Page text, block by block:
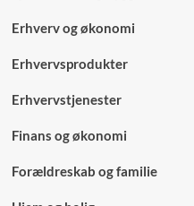
Erhverv og økonomi
Erhvervsprodukter
Erhvervstjenester
Finans og økonomi
Forældreskab og familie